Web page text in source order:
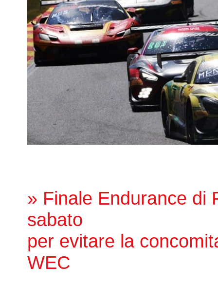
» Finale Endurance di
sabato
per evitare la
WEC